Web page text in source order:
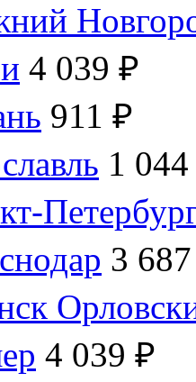
4 039 ₽
911 ₽
1
3
4 039 ₽